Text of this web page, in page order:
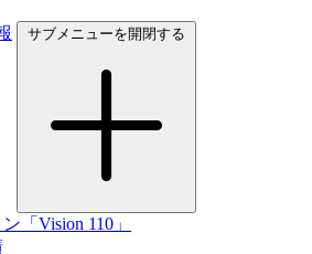
サブメニューを開閉する
「Vision 110」